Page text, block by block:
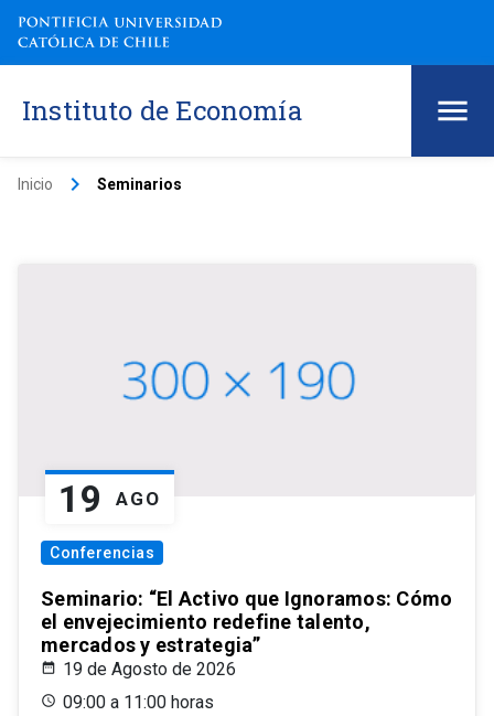
Instituto de Economía
Inicio keyboard_arrow_right Seminarios
19 AGO
Conferencias
Seminario: “El Activo que Ignoramos: Cómo
el envejecimiento redefine talento,
mercados y estrategia”
19 de Agosto de 2026
09:00 a 11:00 horas